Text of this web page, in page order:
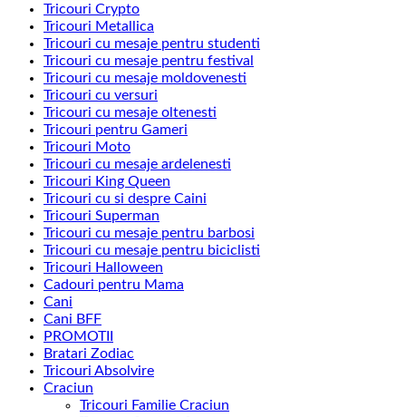
Tricouri Crypto
Tricouri Metallica
Tricouri cu mesaje pentru studenti
Tricouri cu mesaje pentru festival
Tricouri cu mesaje moldovenesti
Tricouri cu versuri
Tricouri cu mesaje oltenesti
Tricouri pentru Gameri
Tricouri Moto
Tricouri cu mesaje ardelenesti
Tricouri King Queen
Tricouri cu si despre Caini
Tricouri Superman
Tricouri cu mesaje pentru barbosi
Tricouri cu mesaje pentru biciclisti
Tricouri Halloween
Cadouri pentru Mama
Cani
Cani BFF
PROMOTII
Bratari Zodiac
Tricouri Absolvire
Craciun
Tricouri Familie Craciun